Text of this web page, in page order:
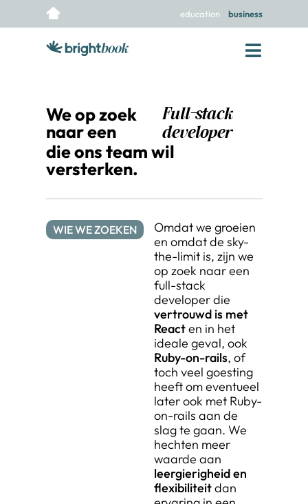
education business
We op zoek
naar een
Full-stack
developer
die ons team wil
versterken.
WIE WE ZOEKEN
Omdat we groeien
en omdat de sky-
the-limit is, zijn we
op zoek naar een
full-stack
developer die
vertrouwd is met
Reacten in het
ideale geval, ook
Ruby-on-rails, of
toch veel goesting
heeft om eventueel
later ook met Ruby-
on-rails aan de
slag te gaan. We
hechten meer
waarde aan
leergierigheid en
flexibiliteitdan